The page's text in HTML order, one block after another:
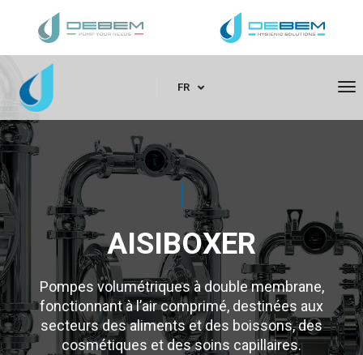
FR
AISIBOXER
Pompes volumétriques à double membrane,
fonctionnant à l’air comprimé, destinées aux
secteurs des aliments et des boissons, des
cosmétiques et des soins capillaires.